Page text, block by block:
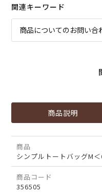
関連キーワード
商品についてのお問い合
商品説明
商品
シンプルトートバッグM＜
商品コード
356505